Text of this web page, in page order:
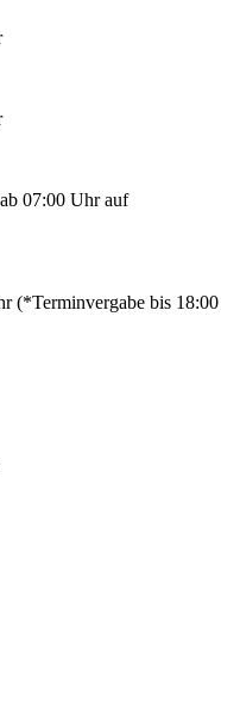
07:00 Uhr auf
(*Terminvergabe bis 18:00